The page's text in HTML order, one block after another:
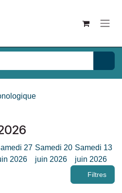
27
2026
Samedi 20
juin 2026
Samedi 13
juin 2026
Filtres